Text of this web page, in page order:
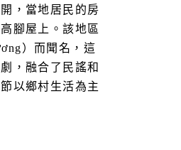
，當地居民的房
腳屋上。該地區
）而聞名，這
，融合了民謠和
以鄉村生活為主